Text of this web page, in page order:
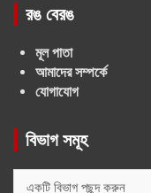
রঙ বেরঙ
মূল পাতা
আমাদের সম্পর্কে
যোগাযোগ
বিভাগ সমূহ